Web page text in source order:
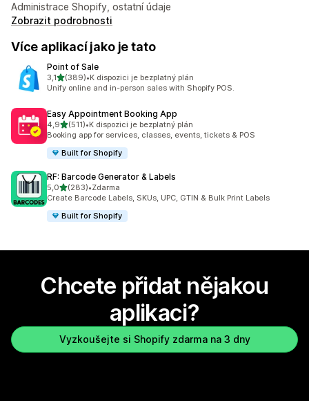
Administrace Shopify, ostatní údaje
Zobrazit podrobnosti
Více aplikací jako je tato
Point of Sale
3,1z 5 hvězd
(389)
Celkový počet recenzí: 389
•K dispozici je bezplatný plán
Unify online and in-person sales with Shopify POS.
Easy Appointment Booking App
4,9z 5 hvězd
(511)
Celkový počet recenzí: 511
•K dispozici je bezplatný plán
Booking app for services, classes, events, tickets & POS
Built for Shopify
RF: Barcode Generator & Labels
5,0z 5 hvězd
(283)
Celkový počet recenzí: 283
•Zdarma
Create Barcode Labels, SKUs, UPC, GTIN & Bulk Print Labels
Built for Shopify
Chcete přidat nějakou
aplikaci?
Vyzkoušejte si Shopify zdarma na 3 dny